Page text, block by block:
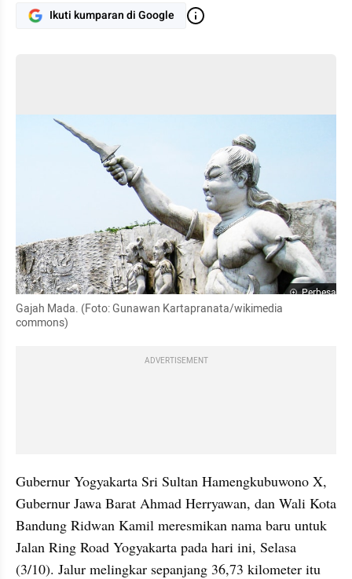
Ikuti kumparan di Google
Perbesar
Gajah Mada. (Foto: Gunawan Kartapranata/wikimedia
commons)
ADVERTISEMENT
Gubernur Yogyakarta Sri Sultan Hamengkubuwono X,
Gubernur Jawa Barat Ahmad Herryawan, dan Wali Kota
Bandung Ridwan Kamil meresmikan nama baru untuk
Jalan Ring Road Yogyakarta pada hari ini, Selasa
(3/10). Jalur melingkar sepanjang 36,73 kilometer itu